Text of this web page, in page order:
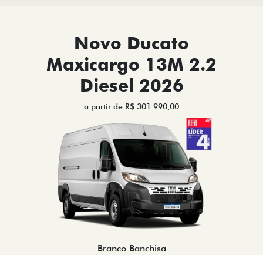
Novo Ducato
Maxicargo 13M 2.2
Diesel 2026
a partir de R$ 301.990,00
Branco Banchisa